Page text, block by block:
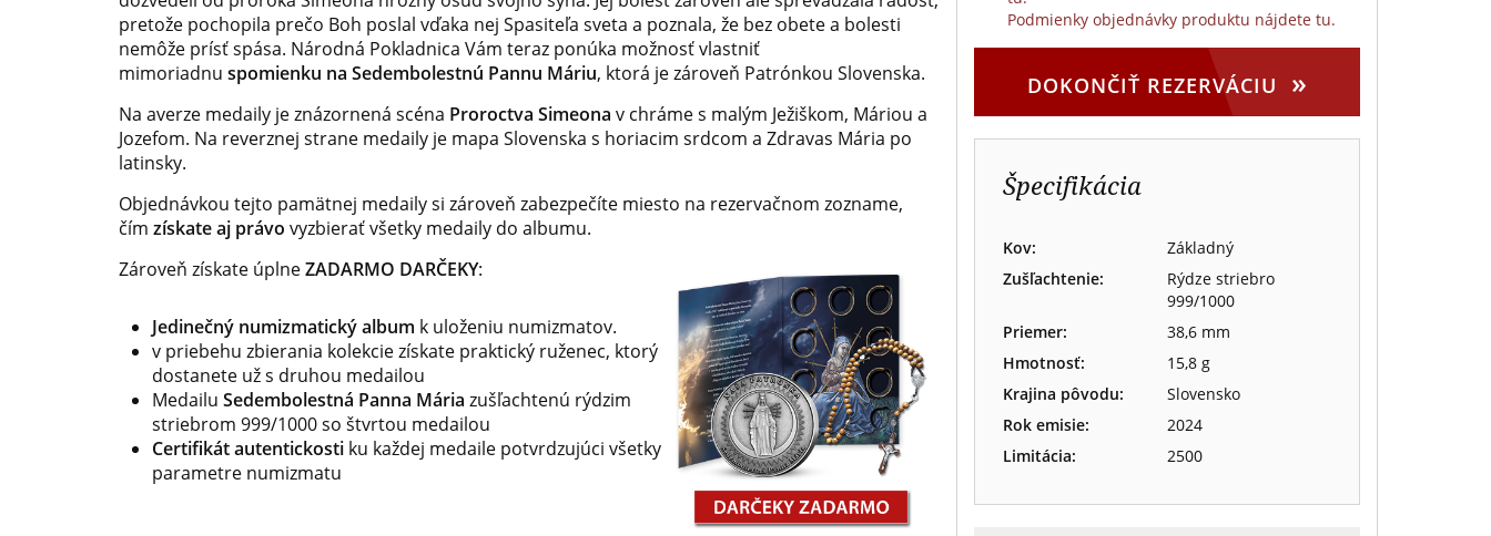
pretože pochopila prečo Boh poslal vďaka nej Spasiteľa sveta a poznala, že bez obete a bolesti
nemôže prísť spása. Národná Pokladnica Vám teraz ponúka možnosť vlastniť
mimoriadnu spomienku na Sedembolestnú Pannu Máriu, ktorá je zároveň Patrónkou Slovenska.
Na averze medaily je znázornená scéna Proroctva Simeona v chráme s malým Ježiškom, Máriou a
Jozefom. Na reverznej strane medaily je mapa Slovenska s horiacim srdcom a Zdravas Mária po
latinsky.
Objednávkou tejto pamätnej medaily si zároveň zabezpečíte miesto na rezervačnom zozname,
čím získate aj právo vyzbierať všetky medaily do albumu.
Zároveň získate úplneZADARMO DARČEKY:
Jedinečný numizmatický album k uloženiu numizmatov.
v priebehu zbierania kolekcie získate praktický ruženec, ktorý
dostanete už s druhou medailou
Medailu Sedembolestná Panna Mária zušľachtenú rýdzim
striebrom 999/1000 so štvrtou medailou
Certifikát autentickosti ku každej medaile potvrdzujúci všetky
parametre numizmatu
Podmienky objednávky produktu nájdete tu.
DOKONČIŤ REZERVÁCIU »
Špecifikácia
Kov:
Základný
Zušľachtenie:
Rýdze striebro
999/1000
Priemer:
38,6 mm
Hmotnosť:
15,8 g
Krajina pôvodu:
Slovensko
Rok emisie:
2024
Limitácia:
2500